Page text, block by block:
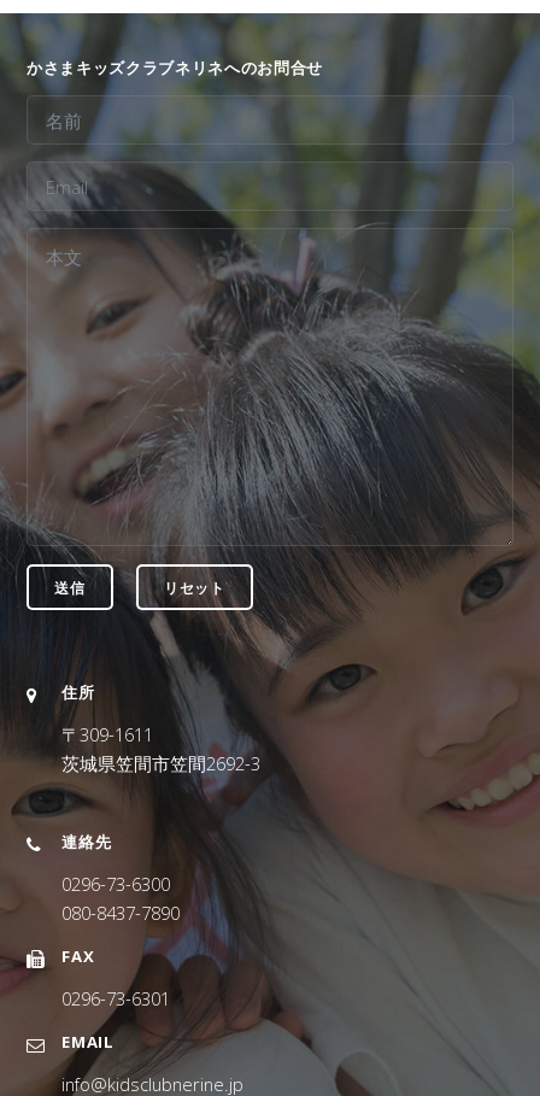
かさまキッズクラブネリネへのお問合せ
住所
〒309-1611
茨城県笠間市笠間2692-3
連絡先
0296-73-6300
080-8437-7890
FAX
0296-73-6301
EMAIL
info@kidsclubnerine.jp